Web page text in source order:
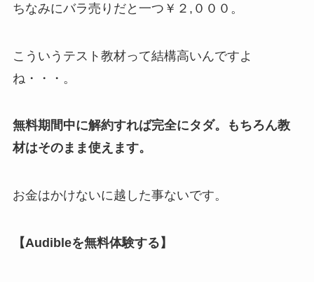
ちなみにバラ売りだと一つ￥２,０００。
こういうテスト教材って結構高いんですよ
ね・・・。
無料期間中に解約すれば完全にタダ。もちろん教
材はそのまま使えます。
お金はかけないに越した事ないです。
【Audibleを無料体験する】